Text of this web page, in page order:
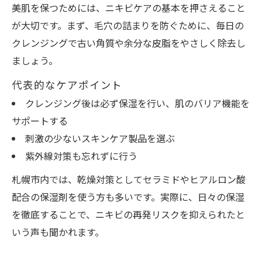
美肌を保つためには、ニキビケアの基本を押さえること
が大切です。まず、毛穴の詰まりを防ぐために、毎日の
クレンジングで古い角質や余分な皮脂をやさしく除去し
ましょう。
代表的なケアポイント
クレンジング後は必ず保湿を行い、肌のバリア機能を
サポートする
刺激の少ないスキンケア製品を選ぶ
紫外線対策も忘れずに行う
札幌市内では、乾燥対策としてセラミドやヒアルロン酸
配合の保湿剤を使う方も多いです。実際に、日々の保湿
を徹底することで、ニキビの再発リスクを抑えられたと
いう声も聞かれます。